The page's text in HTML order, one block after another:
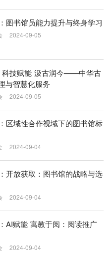
图书馆员能力提升与终身学习
2024-09-05
科技赋能 汲古润今——中华古
与智慧化服务
2024-09-05
区域性合作视域下的图书馆标
2024-09-04
开放获取：图书馆的战略与选
2024-09-04
AI赋能 寓教于阅：阅读推广
2024-09-04